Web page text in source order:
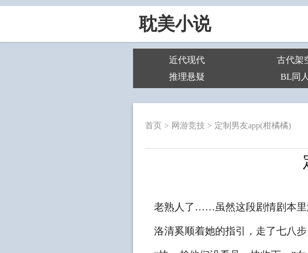
耽美小说
近代现代 古代架
推理悬疑
BL同人
首页 > 网游竞技 > 定制男友app(柑橘橘)
老熟人了……虽然这段剧情剧本里
洛清奚顺着她的指引，走了七八步